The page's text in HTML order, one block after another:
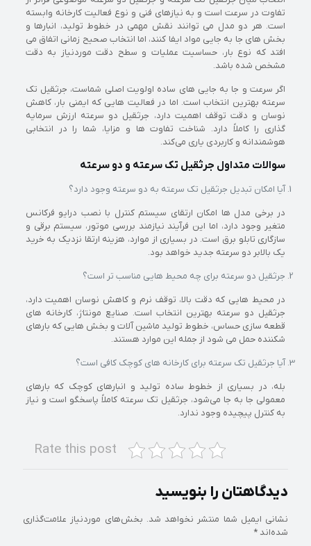
تفاوت در سرعت است و به نیازهای فنی و نوع فعالیت کارخانه وابسته
است. هر دو مدل می‌ توانند نقش مهمی در خطوط تولید، انبارها و
بخش‌ های جا به‌ جایی مواد ایفا کنند، اما انتخاب صحیح زمانی اتفاق می‌
افتد که نوع بار، حساسیت عملیات و سطح دقت موردنیاز به‌ دقت
مشخص شده باشد.
اگر سرعت و جا به‌ جایی‌ های ساده اولویت اصلی شماست، جرثقیل تک‌
سرعته بهترین انتخاب است. اما در فعالیت‌ هایی که ایمنی بار، کاهش
نوسان و دقت توقف اهمیت دارد، جرثقیل دو سرعته ارزش سرمایه‌
گذاری را کاملاً دارد. شناخت تفاوت‌ ها و مزایا، شما را در انتخابی
هوشمندانه و کاربردی یاری می‌کند.
سوالات متداول جرثقیل تک سرعته و دو سرعته
آیا امکان تبدیل جرثقیل تک‌ سرعته به دو سرعته وجود دارد؟
در برخی مدل‌ ها امکان ارتقای سیستم کنترل با نصب درایو فرکانس
متغیر وجود دارد، اما این فرآیند نیازمند بررسی موتور، سیستم برقی و
سازگاری تابلو برق است. در بسیاری از موارد، هزینه ارتقا نزدیک به خرید
یک بالابر دو سرعته جدید خواهد بود.
جرثقیل دو سرعته برای چه محیط‌ هایی مناسب‌ تر است؟
در محیط‌ هایی که دقت بالا، توقف نرم و کاهش نوسان اهمیت دارد،
جرثقیل دو سرعته بهترین انتخاب است. صنایع مونتاژ، کارخانه‌ های
قطعه‌ سازی حساس، خطوط تولید ماشین‌ آلات و بخش‌ هایی که بارهای
شکننده حمل می‌ شود از جمله این موارد هستند.
آیا جرثقیل تک‌ سرعته برای کارخانه‌ های کوچک کافی است؟
بله، در بسیاری از خطوط ساده تولید و انبارهای کوچک که بارهای
معمولی جا به‌ جا می‌شود، جرثقیل تک‌ سرعته کاملاً پاسخگو است و نیاز
به کنترل پیچیده وجود ندارد.
Rate this post
دیدگاهتان را بنویسید
نشانی ایمیل شما منتشر نخواهد شد. بخش‌های موردنیاز علامت‌گذاری
شده‌اند *